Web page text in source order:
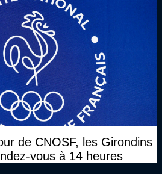
de CNOSF, les Girondins
vous à 14 heures